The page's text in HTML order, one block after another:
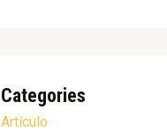
Categories
Artículo